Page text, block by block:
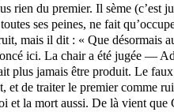
du premier. Il sème (c’est
ses peines, ne fait
mais il dit : « Que désormais
ici. La chair a été jugée —
jamais être produit. Le
de traiter le premier comme
et la mort aussi. De là vient